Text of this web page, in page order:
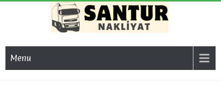
Nakliyat, İş
Yeri Taşıma,
Menu